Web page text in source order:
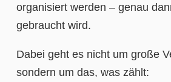
organisiert werden – genau
gebraucht wird.
Dabei geht es nicht um große
sondern um das, was zählt: